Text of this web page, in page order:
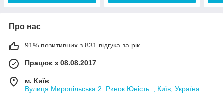
Про нас
91% позитивних з 831 відгука за рік
Працює з 08.08.2017
м. Київ
Вулиця Миропільська 2. Ринок Юність ., Київ, Україна